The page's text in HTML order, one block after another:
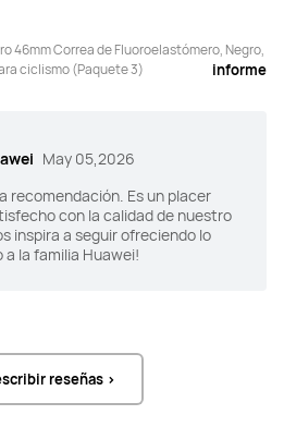
+
L5
L5 de doble
banda)/GLONASS/BeiDou (B1I + B1C
+ B2a de triple banda)/GALILEO (E1 +
E5a de doble banda)/QZSS (L1 + L5
de doble banda)/NavIC
46mm Correa de Fluoroelastómero, Negro,
ciclismo (Paquete 3)
informe
May 05,2026
recomendación. Es un placer
con la calidad de nuestro
inspira a seguir ofreciendo lo
a la familia Huawei!
reseñas >